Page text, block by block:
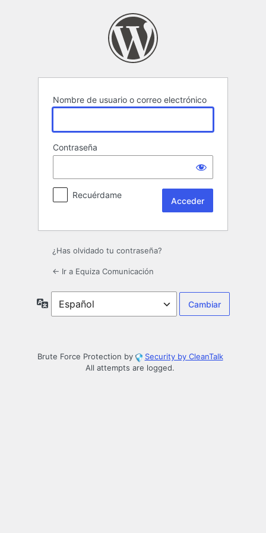
Nombre de usuario o correo electrónico
Contraseña
Recuérdame
¿Has olvidado tu contraseña?
← Ir a Equiza Comunicación
Idioma
Brute Force Protection by
Security by CleanTalk
All attempts are logged.